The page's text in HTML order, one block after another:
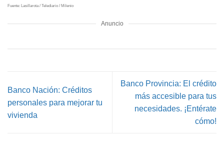
Fuente: Lasillarota / Telediario / Milenio
Anuncio
Banco Nación: Créditos
personales para mejorar tu
vivienda
Banco Provincia: El crédito
más accesible para tus
necesidades. ¡Entérate
cómo!